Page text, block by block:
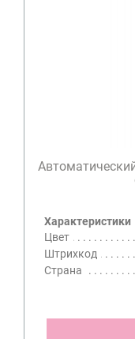
Характеристики
Цвет
Штрихкод
Страна